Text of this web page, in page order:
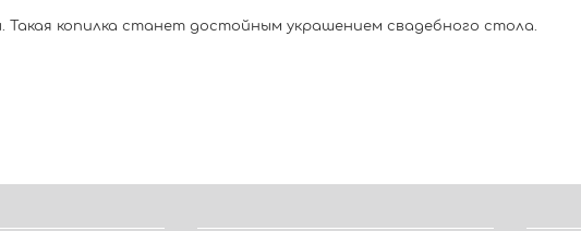
Такая копилка станет достойным украшением свадебного стола.